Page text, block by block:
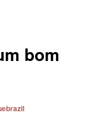
bom